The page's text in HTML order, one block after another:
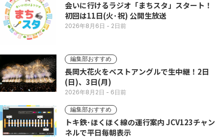
会いに行けるラジオ「まちスタ」スタート！
初回は11日(火･祝) 公開生放送
2026年8月6日 - 2日前
編集部おすすめ
長岡大花火をベストアングルで生中継！2日
(日)、3日(月)
2026年8月2日 - 6日前
編集部おすすめ
トキ鉄･ほくほく線の運行案内 JCV123チャン
ネルで平日毎朝表示